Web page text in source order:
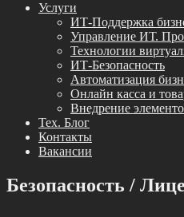
Услуги
ИТ-Поддержка
Управление ИТ.
Технологии
ИТ-Безопасность
Автоматизация
Онлайн касса и
Внедрение
Тех. Блог
Контакты
Вакансии
Безопасность /